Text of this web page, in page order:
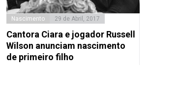
Nascimento 29 de Abril, 2017
Cantora Ciara e jogador Russell
Wilson anunciam nascimento
de primeiro filho